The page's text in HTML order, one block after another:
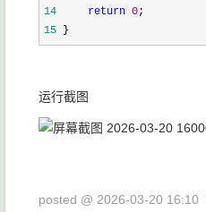
14
return 0
15 }
运行截图
posted @ 2026-03-20 16:10